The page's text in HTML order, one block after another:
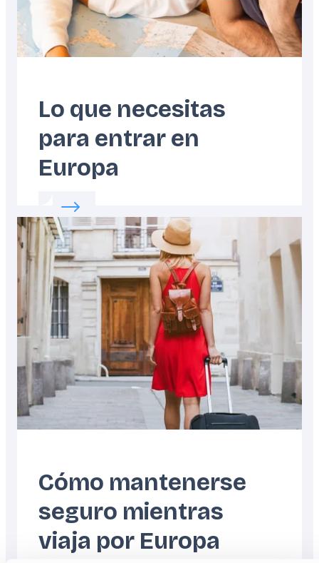
Lo que necesitas
para entrar en
Europa
Read more about:
Featured
image
Cómo mantenerse
seguro mientras
viaja por Europa